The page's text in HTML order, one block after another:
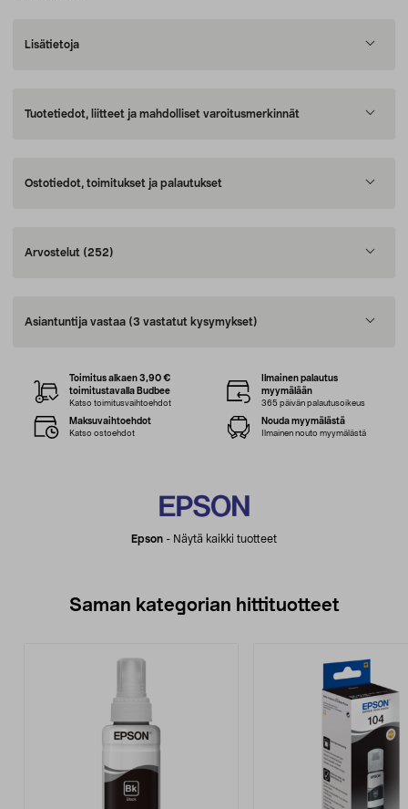
Lisätietoja
Tuotetiedot, liitteet ja mahdolliset varoitusmerkinnät
Ostotiedot, toimitukset ja palautukset
Arvostelut (252)
Asiantuntija vastaa (3 vastatut kysymykset)
Epson - Näytä kaikki tuotteet
Toimitus alkaen 3,90 €
toimitustavalla Budbee
Katso toimitusvaihtoehdot
Ilmainen palautus
myymälään
365 päivän palautusoikeus
Maksuvaihtoehdot
Katso ostoehdot
Nouda myymälästä
Ilmainen nouto myymälästä
Saman kategorian hittituotteet